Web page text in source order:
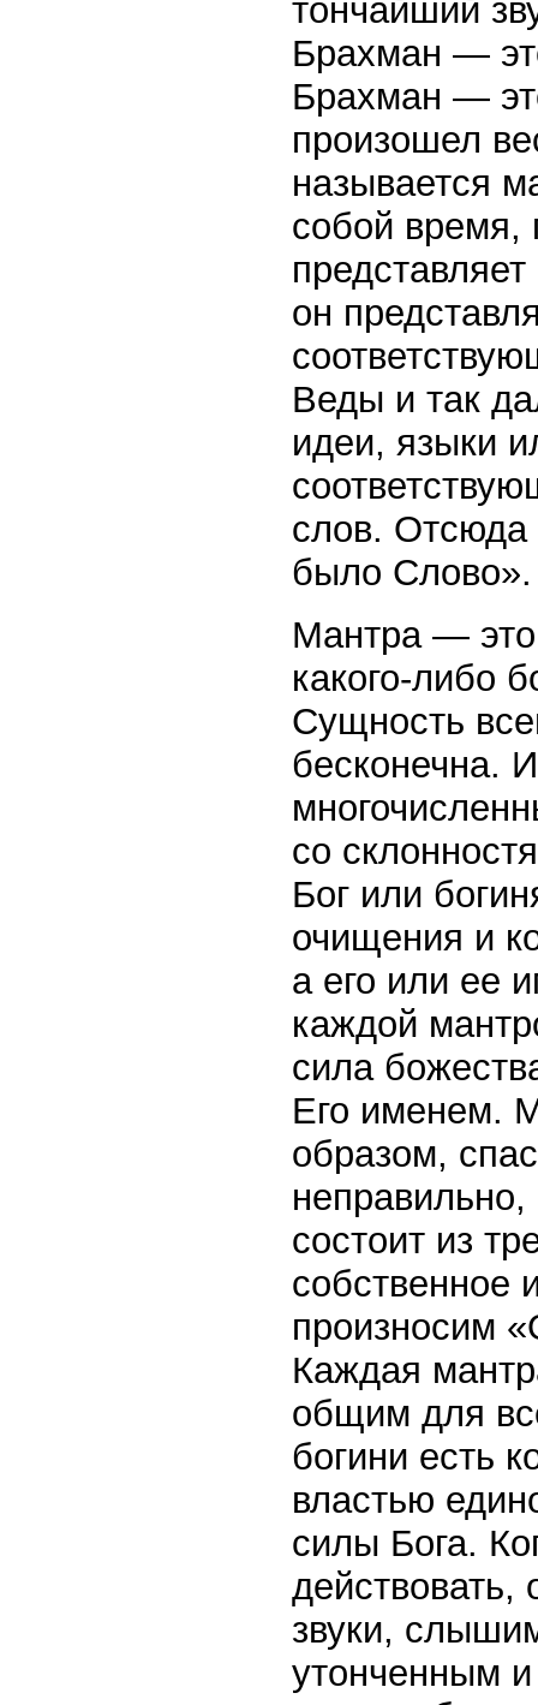
тончайший
Брахман —
Брахман —
произошел
называется
собой время,
он
Веды и так
идеи, языки
слов.
было Слово».
Мантра — это
какого-либо
Сущность
бесконечна.
со
Бог или
очищения и
а его или ее
каждой
сила
Его именем.
образом,
состоит из
собственное
произносим
Каждая
общим для
богини есть
властью
силы Бога.
действовать,
звуки,
утонченным